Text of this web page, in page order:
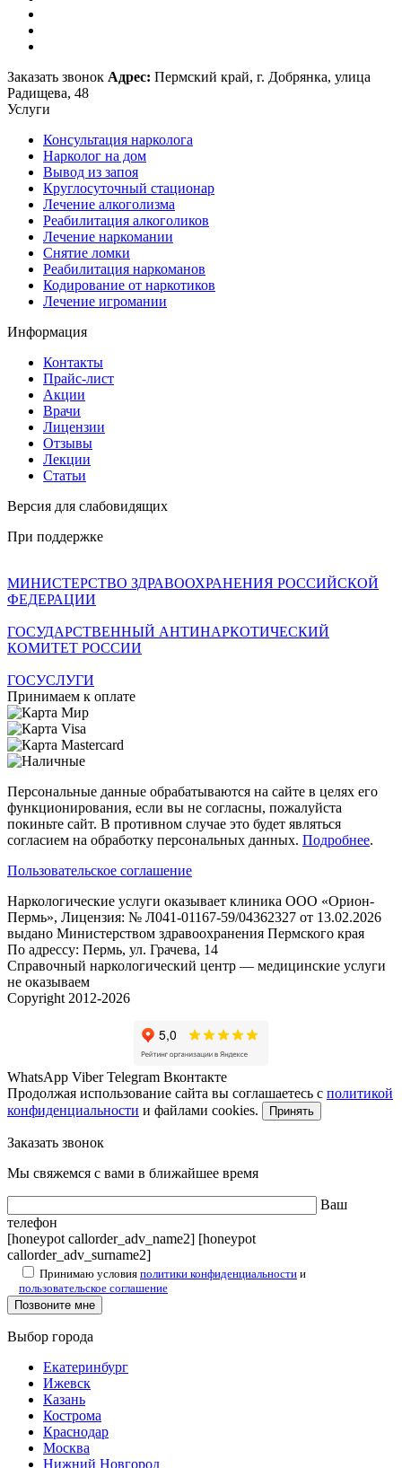
Заказать звонок Адрес: Пермский край, г. Добрянка, улица
Радищева, 48
Услуги
Консультация нарколога
Нарколог на дом
Вывод из запоя
Круглосуточный стационар
Лечение алкоголизма
Реабилитация алкоголиков
Лечение наркомании
Снятие ломки
Реабилитация наркоманов
Кодирование от наркотиков
Лечение игромании
Информация
Контакты
Прайс-лист
Акции
Врачи
Лицензии
Отзывы
Лекции
Статьи
Версия для слабовидящих
При поддержке
МИНИСТЕРСТВО ЗДРАВООХРАНЕНИЯ РОССИЙСКОЙ
ФЕДЕРАЦИИ
ГОСУДАРСТВЕННЫЙ АНТИНАРКОТИЧЕСКИЙ
КОМИТЕТ РОССИИ
ГОСУСЛУГИ
Принимаем к оплате
Персональные данные обрабатываются на сайте в целях его
функционирования, если вы не согласны, пожалуйста
покиньте сайт. В противном случае это будет являться
согласием на обработку персональных данных. Подробнее.
Пользовательское соглашение
Наркологические услуги оказывает клиника ООО «Орион-
Пермь», Лицензия: № Л041-01167-59/04362327 от 13.02.2026
выдано Министерством здравоохранения Пермского края
По адрессу: Пермь, ул. Грачева, 14
Справочный наркологический центр — медицинские услуги
не оказываем
Copyright 2012-2026
WhatsApp Viber Telegram Вконтакте
Продолжая использование сайта вы соглашаетесь с политикой
конфиденциальности и файлами cookies. Принять
Заказать звонок
Мы свяжемся с вами в ближайшее время
Ваш
телефон
[honeypot callorder_adv_name2] [honeypot
callorder_adv_surname2]
Принимаю условия политики конфиденциальности и
пользовательское соглашение
Выбор города
Екатеринбург
Ижевск
Казань
Кострома
Краснодар
Москва
Нижний Новгород